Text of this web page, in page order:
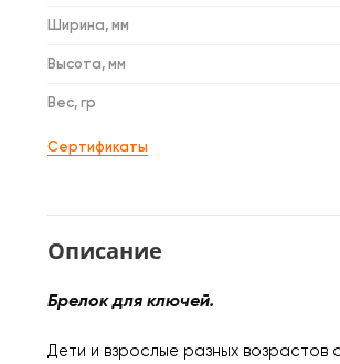
Ширина, мм
Высота, мм
Вес, гр
Сертификаты
Описание
Брелок для ключей.
Дети и взрослые разных возрастов